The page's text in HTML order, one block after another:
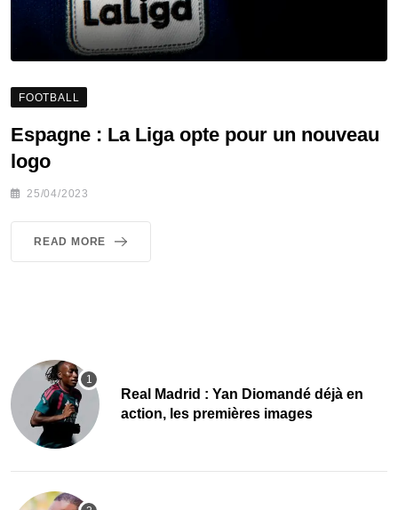
FOOTBALL
Espagne : La Liga opte pour un nouveau
logo
25/04/2023
READ MORE
Real Madrid : Yan Diomandé déjà en
action, les premières images